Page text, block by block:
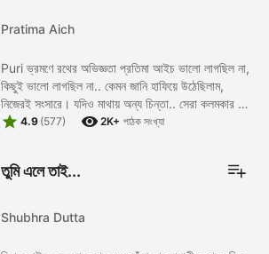
Pratima Aich
Puri ভ্রমণে রথের অভিজ্ঞতা প্রতিমা আইচ ভালো লাগছিল না,
কিছুই ভালো লাগছিল না.. কেমন জানি হাফিয়ে উঠেছিলাম,
নিজেরই সংসারে। যদিও মাথায় অন্য চিন্তা.. সেরা কলমকার 5
এ বিনা প্রস্তুতিতে হাত দিয়ে ফেলেছি, ...
 4.9 (577)  2K+ পাঠক সংখ্যা
তুমি এলে তাই...
Shubhra Dutta